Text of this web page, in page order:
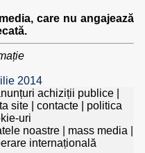
care nu angajează
2014
achiziții publice
site contacte
politica
uri
noastre| mass media
internațională